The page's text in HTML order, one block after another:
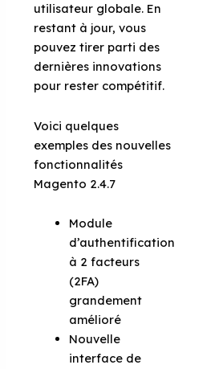
utilisateur globale. En
restant à jour, vous
pouvez tirer parti des
dernières innovations
pour rester compétitif.
Voici quelques
exemples des nouvelles
fonctionnalités
Magento 2.4.7
Module
d’authentification
à 2 facteurs
(2FA)
grandement
amélioré
Nouvelle
interface de